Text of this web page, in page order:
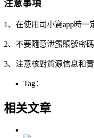
注意事項
1、在使用司小寶app時一
2、不要隨意泄露賬號密碼
3、注意核對貨源信息和實
Tag：
相关文章